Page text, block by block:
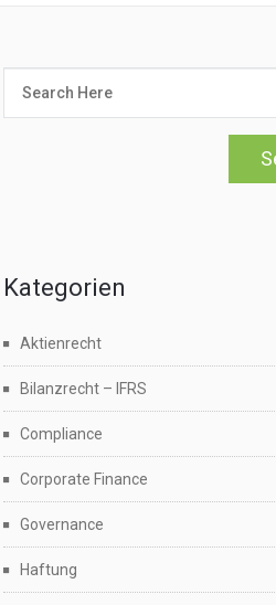
Kategorien
Aktienrecht
Bilanzrecht – IFRS
Compliance
Corporate Finance
Governance
Haftung